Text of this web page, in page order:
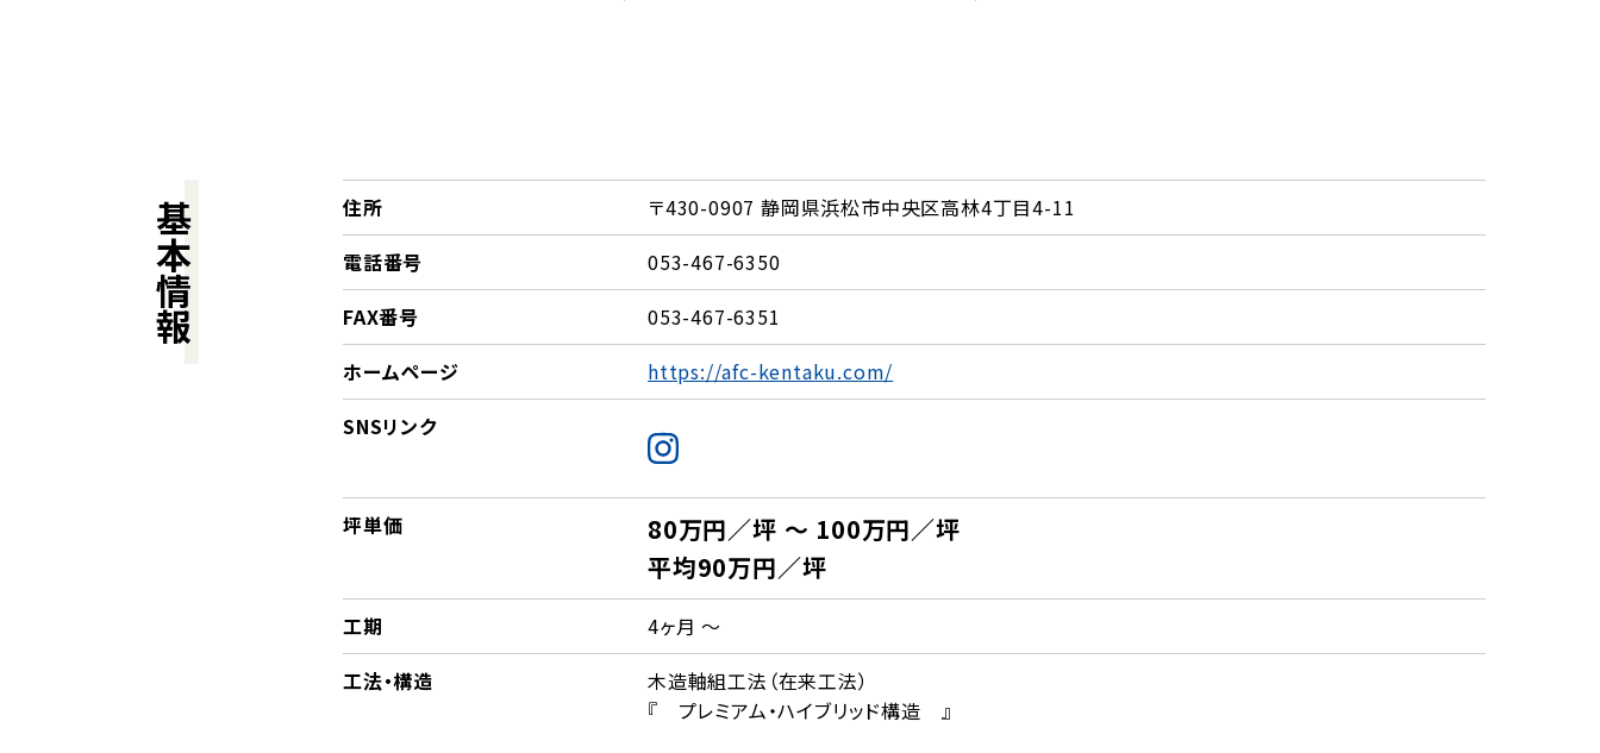
基本情報 住所
〒430-0907 静岡県浜松市中央区高林4丁目4-11
電話番号
053-467-6350
FAX番号
053-467-6351
ホームページ
https://afc-kentaku.com/
SNSリンク
坪単価
80万円／坪 ～ 100万円／坪
平均90万円／坪
工期
4ヶ月 ～
工法・構造
木造軸組工法（在来工法）
『 プレミアム・ハイブリッド構造 』